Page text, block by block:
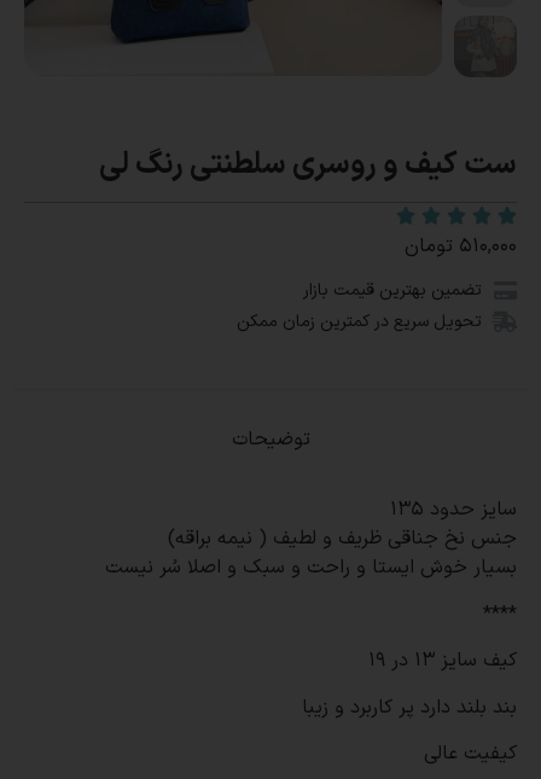
ست کیف و روسری سلطنتی رنگ لی
۵۱۰,۰۰۰ تومان
تضمین بهترین قیمت بازار
تحویل سریع در کمترین زمان ممکن
توضیحات
سایز حدود 135
جنس نخ جناقی ظریف و لطیف ( نیمه براقه)
بسیار خوش ایستا و راحت و سبک و اصلا سُر نیست
****
کیف سایز 13 در 19
بند بلند دارد پر کاربرد و زیبا
کیفیت عالی